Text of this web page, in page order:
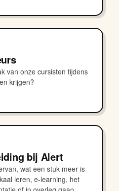
van onze cursisten tijdens
krijgen?
bij Alert
wat een stuk meer is
leren, e-learning, het